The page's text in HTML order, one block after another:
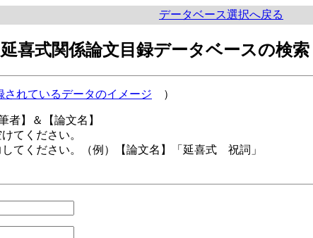
データベース選択へ戻る
延喜式関係論文目録データベースの検索
されているデータのイメージ ）
者】＆【論文名】
てください。
てください。（例）【論文名】「延喜式 祝詞」